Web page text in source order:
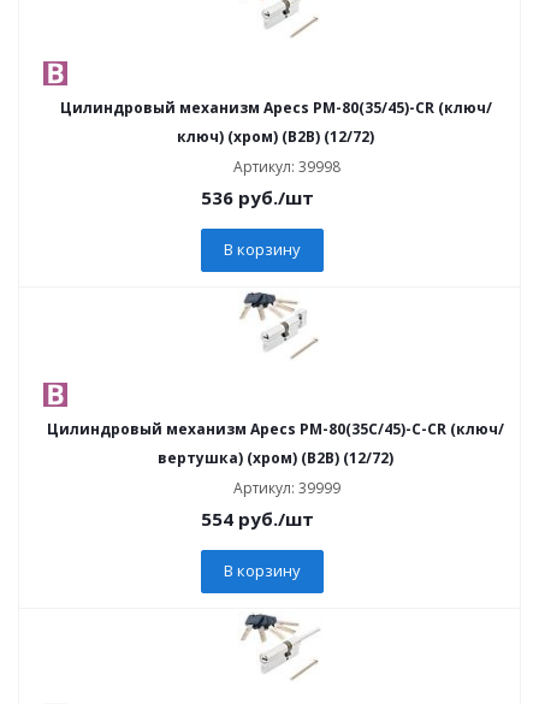
Цилиндровый механизм Apecs PM-80(35/45)-CR (ключ/
ключ) (хром) (B2B) (12/72)
Артикул: 39998
536 руб./шт
В корзину
Цилиндровый механизм Apecs PM-80(35C/45)-C-CR (ключ/
вертушка) (хром) (B2B) (12/72)
Артикул: 39999
554 руб./шт
В корзину